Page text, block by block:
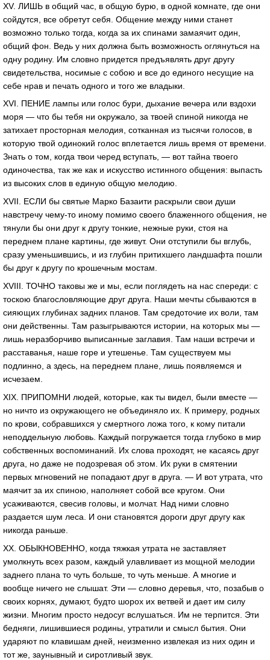
XV. ЛИШЬ в общий час, в общую бурю, в одной комнате, где они
сойдутся, все обретут себя. Общение между ними станет
возможно только тогда, когда за их спинами замаячит один,
общий фон. Ведь у них должна быть возможность оглянуться на
одну родину. Им словно придется предъявлять друг другу
свидетельства, носимые с собою и все до единого несущие на
себе нрав и печать одного и того же владыки.
XVI. ПЕНИЕ лампы или голос бури, дыхание вечера или вздохи
моря — что бы тебя ни окружало, за твоей спиной никогда не
затихает просторная мелодия, сотканная из тысячи голосов, в
которую твой одинокий голос вплетается лишь время от времени.
Знать о том, когда твои черед вступать, — вот тайна твоего
одиночества, так же как и искусство истинного общения: выпасть
из высоких слов в единую общую мелодию.
XVII. ЕСЛИ бы святые Марко Базаити раскрыли свои души
навстречу чему-то иному помимо своего блаженного общения, не
тянули бы они друг к другу тонкие, нежные руки, стоя на
переднем плане картины, где живут. Они отступили бы вглубь,
сразу уменьшившись, и из глубин притихшего ландшафта пошли
бы друг к другу по крошечным мостам.
XVIII. ТОЧНО таковы же и мы, если поглядеть на нас спереди: с
тоскою благословляющие друг друга. Наши мечты сбываются в
сияющих глубинах задних планов. Там средоточие их воли, там
они действенны. Там разыгрываются истории, на которых мы —
лишь неразборчиво выписанные заглавия. Там наши встречи и
расставанья, наше горе и утешенье. Там существуем мы
подлинно, а здесь, на переднем плане, лишь появляемся и
исчезаем.
XIX. ПРИПОМНИ людей, которые, как ты видел, были вместе —
но ничто из окружающего не объединяло их. К примеру, родных
по крови, собравшихся у смертного ложа того, к кому питали
неподдельную любовь. Каждый погружается тогда глубоко в мир
собственных воспоминаний. Их слова проходят, не касаясь друг
друга, но даже не подозревая об этом. Их руки в смятении
первых мгновений не попадают друг в друга. — И вот утрата, что
маячит за их спиною, наполняет собой все кругом. Они
усаживаются, свесив головы, и молчат. Над ними словно
раздается шум леса. И они становятся дороги друг другу как
никогда раньше.
XX. ОБЫКНОВЕННО, когда тяжкая утрата не заставляет
умолкнуть всех разом, каждый улавливает из мощной мелодии
заднего плана то чуть больше, то чуть меньше. А многие и
вообще ничего не слышат. Эти — словно деревья, что, позабыв о
своих корнях, думают, будто шорох их ветвей и дает им силу
жизни. Многим просто недосуг вслушаться. Им не терпится. Эти
бедняги, лишившиеся родины, утратили и смысл бытия. Они
ударяют по клавишам дней, неизменно извлекая из них один и
тот же, заунывный и сиротливый звук.